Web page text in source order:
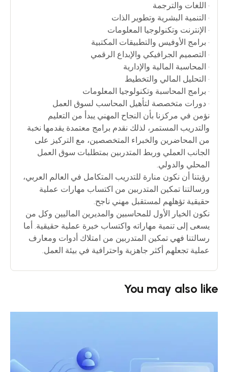
• اللغات والترجمة
• التنمية البشرية وتطوير الذات
• الإنترنت وتكنولوجيا المعلومات
• برامج الأوفيس والتطبيقات المكتبية
• التصميم الجرافيكي والإبداع الرقمي
• المحاسبة المالية والإدارية
• التحليل المالي والتخطيط
• برامج المحاسبة وتكنولوجيا المعلومات
• دورات متخصصة لتأهيل المحاسب لسوق العمل
نؤمن في مركزنا بأن النجاح المهني يبدأ من التعليم
والتدريب المستمر، لذلك نقدم برامج معتمدة يقدمها نخبة
من المحاضرين والخبراء المتخصصين، مع التركيز على
الجانب العملي وربط المتدربين بمتطلبات سوق العمل
المحلي والدولي.
رؤيتنا أن نكون منارة للتدريب المتكامل في العالم العربي،
ورسالتنا تمكين المتدربين من اكتساب مهارات عملية
حقيقية تؤهلهم لمستقبل مهني ناجح.
نكون الخيار الأول للمحاسبين والمديرين الماليين وكل من
يسعى إلى تنمية مهاراته واكتساب خبرة عملية حقيقية. أما
رسالتنا فهي تمكين المتدربين من امتلاك أدوات ومعارف
عملية تجعلهم أكثر جاهزية واحترافية في بيئة العمل.
You may also like